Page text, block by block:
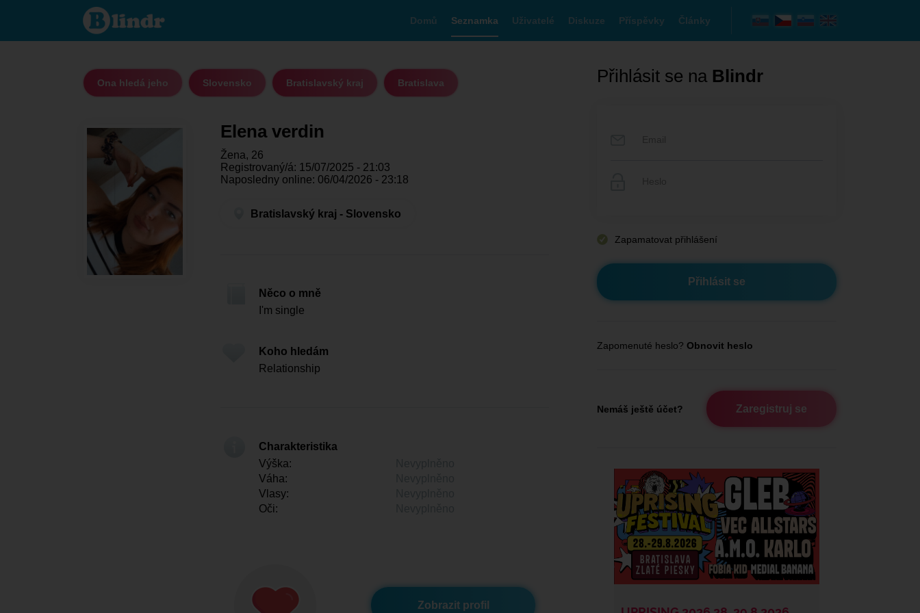
Elena
verdin - Ona
hledá jeho
Domů Seznamka Uživatelé Diskuze Příspěvky Články
Ona hledá jeho Slovensko Bratislavský kraj Bratislava
Elena verdin
Žena, 26
Registrovaný/á: 15/07/2025 - 21:03
Naposledny online: 06/04/2026 - 23:18
Bratislavský kraj - Slovensko
Něco o mně
I'm single
Koho hledám
Relationship
Charakteristika
Výška:
Váha:
Vlasy:
Oči:
Zobrazit profil
Přihlásit se na Blindr
Zapamatovat přihlášení
Zapomenuté heslo? Obnovit heslo
Nemáš ještě účet? Zaregistruj se